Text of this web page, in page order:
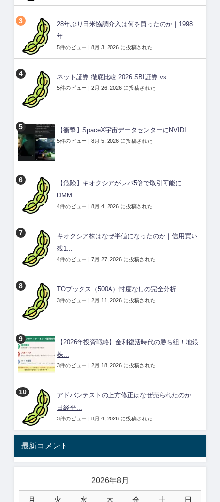
28年ぶり日米協調介入は何を買ったのか｜1998
年...
5件のビュー 8月 3, 2026 に投稿された
ネット証券 徹底比較 2026 SBI証券 vs...
5件のビュー 2月 26, 2026 に投稿された
【衝撃】SpaceX宇宙データセンターにNVIDI...
5件のビュー 8月 5, 2026 に投稿された
【危険】キオクシアがレバ5倍で取引可能に…
DMM...
4件のビュー 8月 4, 2026 に投稿された
キオクシア株はなぜ半値になったのか｜信用買い
残1...
4件のビュー 7月 27, 2026 に投稿された
TOブックス（500A）忖度なしの完全分析
3件のビュー 2月 11, 2026 に投稿された
【2026年投資戦略】金利復活時代の勝ち組！地銀
株...
3件のビュー 2月 18, 2026 に投稿された
アドバンテストの上方修正はなぜ売られたのか｜
日経平...
3件のビュー 8月 4, 2026 に投稿された
最新コメント
2026年8月
月 火 水 木 金 土 日